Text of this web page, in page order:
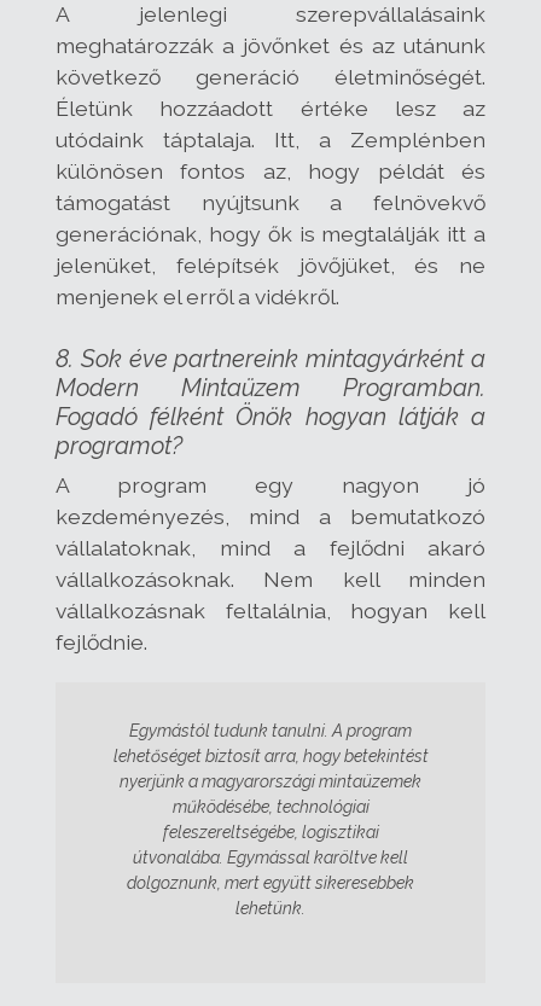
A jelenlegi szerepvállalásaink
meghatározzák a jövőnket és az utánunk
következő generáció életminőségét.
Életünk hozzáadott értéke lesz az
utódaink táptalaja. Itt, a Zemplénben
különösen fontos az, hogy példát és
támogatást nyújtsunk a felnövekvő
generációnak, hogy ők is megtalálják itt a
jelenüket, felépítsék jövőjüket, és ne
menjenek el erről a vidékről.
8. Sok éve partnereink mintagyárként a
Modern Mintaüzem Programban.
Fogadó félként Önök hogyan látják a
programot?
A program egy nagyon jó
kezdeményezés, mind a bemutatkozó
vállalatoknak, mind a fejlődni akaró
vállalkozásoknak. Nem kell minden
vállalkozásnak feltalálnia, hogyan kell
fejlődnie.
Egymástól tudunk tanulni. A program
lehetőséget biztosít arra, hogy betekintést
nyerjünk a magyarországi mintaüzemek
működésébe, technológiai
feleszereltségébe, logisztikai
útvonalába. Egymással karöltve kell
dolgoznunk, mert együtt sikeresebbek
lehetünk.